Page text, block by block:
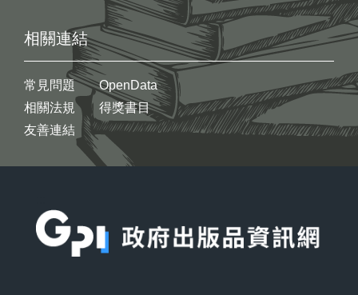
相關連結
常見問題
相關法規
友善連結
OpenData
得獎書目